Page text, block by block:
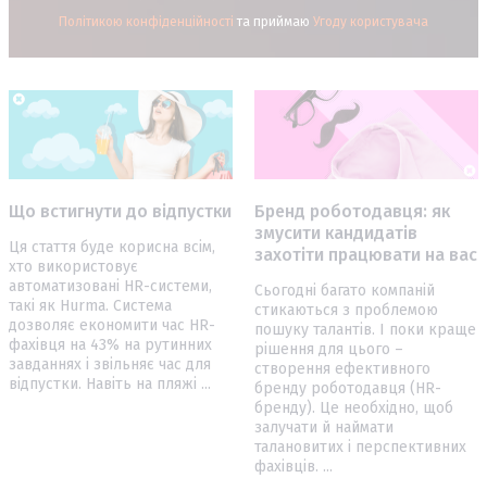
Політикою конфіденційності та приймаю Угоду користувача
Що встигнути до відпустки
Ця стаття буде корисна всім,
хто використовує
автоматизовані HR-системи,
такі як Hurma. Система
дозволяє економити час HR-
фахівця на 43% на рутинних
завданнях і звільняє час для
відпустки. Навіть на пляжі ...
Бренд роботодавця: як
змусити кандидатів
захотіти працювати на вас
Сьогодні багато компаній
стикаються з проблемою
пошуку талантів. І поки краще
рішення для цього –
створення ефективного
бренду роботодавця (HR-
бренду). Це необхідно, щоб
залучати й наймати
талановитих і перспективних
фахівців. ...